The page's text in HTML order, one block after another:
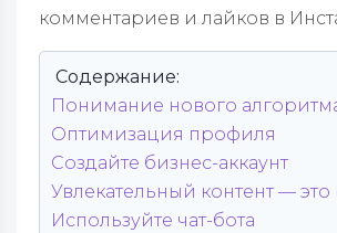
комментариев и лайков в
Содержание:
Понимание нового
Оптимизация профиля
Создайте бизнес-аккаунт
Увлекательный контент — это
Используйте чат-бота